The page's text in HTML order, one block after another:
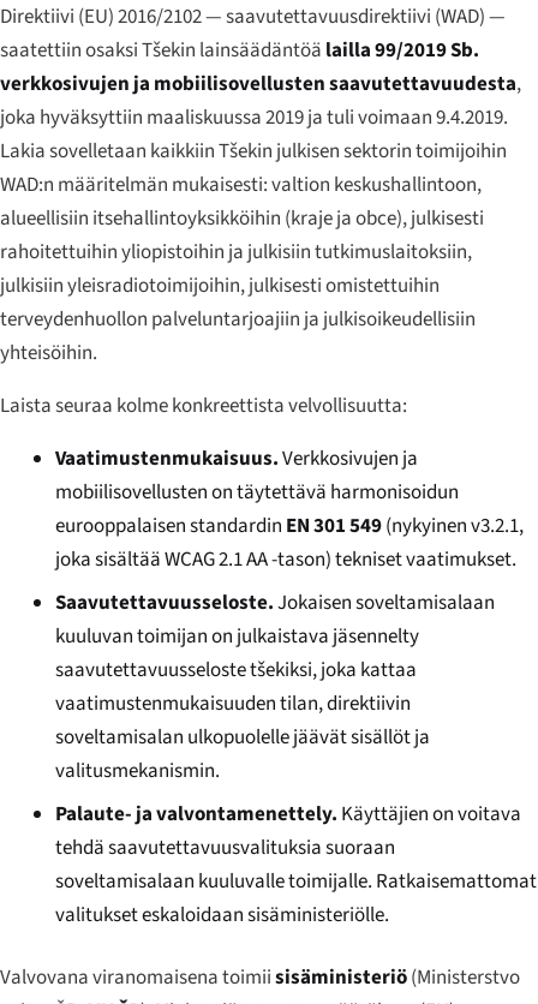
Direktiivi (EU) 2016/2102 — saavutettavuusdirektiivi (WAD) —
saatettiin osaksi Tšekin lainsäädäntöä lailla 99/2019 Sb.
verkkosivujen ja mobiilisovellusten saavutettavuudesta,
joka hyväksyttiin maaliskuussa 2019 ja tuli voimaan 9.4.2019.
Lakia sovelletaan kaikkiin Tšekin julkisen sektorin toimijoihin
WAD:n määritelmän mukaisesti: valtion keskushallintoon,
alueellisiin itsehallintoyksikköihin (krajejaobce), julkisesti
rahoitettuihin yliopistoihin ja julkisiin tutkimuslaitoksiin,
julkisiin yleisradiotoimijoihin, julkisesti omistettuihin
terveydenhuollon palveluntarjoajiin ja julkisoikeudellisiin
yhteisöihin.
Laista seuraa kolme konkreettista velvollisuutta:
Vaatimustenmukaisuus.Verkkosivujen ja
mobiilisovellusten on täytettävä harmonisoidun
eurooppalaisen standardin EN 301 549(nykyinen v3.2.1,
joka sisältää WCAG 2.1 AA -tason) tekniset vaatimukset.
Saavutettavuusseloste.Jokaisen soveltamisalaan
kuuluvan toimijan on julkaistava jäsennelty
saavutettavuusseloste tšekiksi, joka kattaa
vaatimustenmukaisuuden tilan, direktiivin
soveltamisalan ulkopuolelle jäävät sisällöt ja
valitusmekanismin.
Palaute- ja valvontamenettely. Käyttäjien on voitava
tehdä saavutettavuusvalituksia suoraan
soveltamisalaan kuuluvalle toimijalle. Ratkaisemattomat
valitukset eskaloidaan sisäministeriölle.
Valvovana viranomaisena toimiisisäministeriö(Ministerstvo